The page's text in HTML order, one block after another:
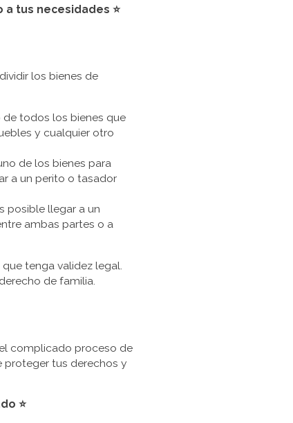
tus necesidades ⭐
los bienes de
de todos los bienes que
y cualquier otro
de los bienes para
a un perito o tasador
posible llegar a un
ambas partes o a
tenga validez legal.
de familia.
complicado proceso de
proteger tus derechos y
⭐